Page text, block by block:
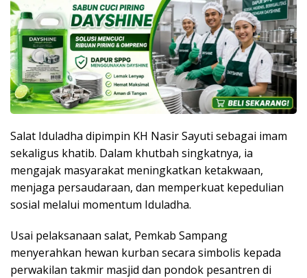
Salat Iduladha dipimpin KH Nasir Sayuti sebagai imam
sekaligus khatib. Dalam khutbah singkatnya, ia
mengajak masyarakat meningkatkan ketakwaan,
menjaga persaudaraan, dan memperkuat kepedulian
sosial melalui momentum Iduladha.
Usai pelaksanaan salat, Pemkab Sampang
menyerahkan hewan kurban secara simbolis kepada
perwakilan takmir masjid dan pondok pesantren di